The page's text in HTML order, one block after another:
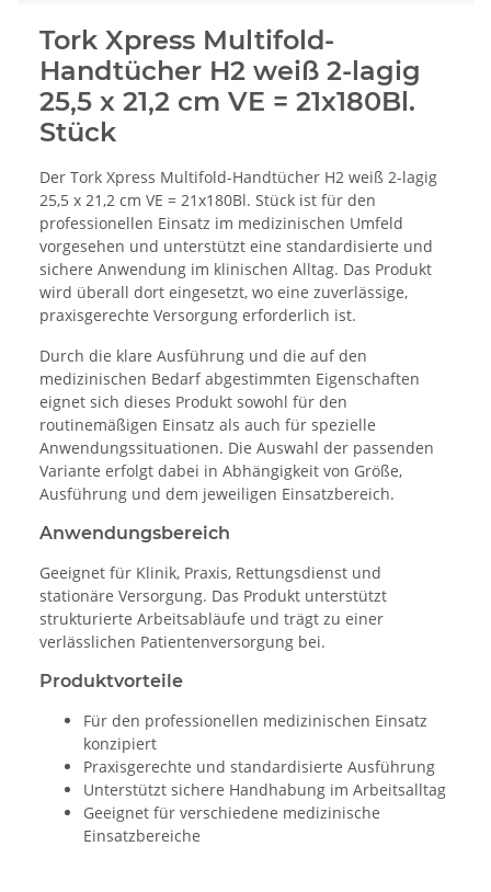
Tork Xpress Multifold-
Handtücher H2 weiß 2-lagig
25,5 x 21,2 cm VE = 21x180Bl.
Stück
Der Tork Xpress Multifold-Handtücher H2 weiß 2-lagig
25,5 x 21,2 cm VE = 21x180Bl. Stück ist für den
professionellen Einsatz im medizinischen Umfeld
vorgesehen und unterstützt eine standardisierte und
sichere Anwendung im klinischen Alltag. Das Produkt
wird überall dort eingesetzt, wo eine zuverlässige,
praxisgerechte Versorgung erforderlich ist.
Durch die klare Ausführung und die auf den
medizinischen Bedarf abgestimmten Eigenschaften
eignet sich dieses Produkt sowohl für den
routinemäßigen Einsatz als auch für spezielle
Anwendungssituationen. Die Auswahl der passenden
Variante erfolgt dabei in Abhängigkeit von Größe,
Ausführung und dem jeweiligen Einsatzbereich.
Anwendungsbereich
Geeignet für Klinik, Praxis, Rettungsdienst und
stationäre Versorgung. Das Produkt unterstützt
strukturierte Arbeitsabläufe und trägt zu einer
verlässlichen Patientenversorgung bei.
Produktvorteile
Für den professionellen medizinischen Einsatz
konzipiert
Praxisgerechte und standardisierte Ausführung
Unterstützt sichere Handhabung im Arbeitsalltag
Geeignet für verschiedene medizinische
Einsatzbereiche